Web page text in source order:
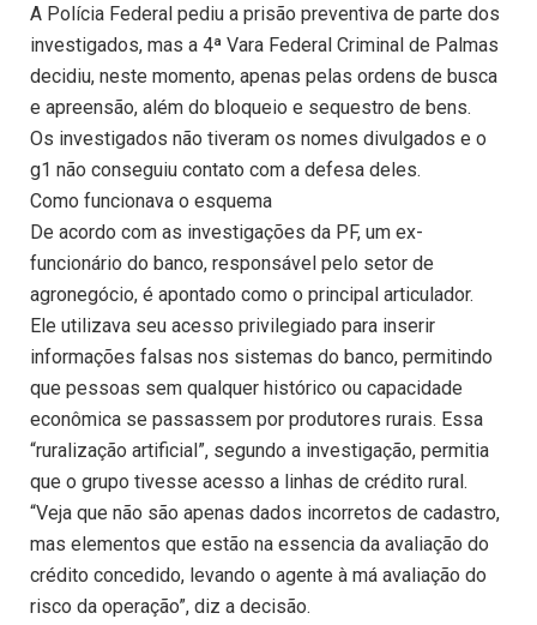
A Polícia Federal pediu a prisão preventiva de parte dos
investigados, mas a 4ª Vara Federal Criminal de Palmas
decidiu, neste momento, apenas pelas ordens de busca
e apreensão, além do bloqueio e sequestro de bens.
Os investigados não tiveram os nomes divulgados e o
g1 não conseguiu contato com a defesa deles.
Como funcionava o esquema
De acordo com as investigações da PF, um ex-
funcionário do banco, responsável pelo setor de
agronegócio, é apontado como o principal articulador.
Ele utilizava seu acesso privilegiado para inserir
informações falsas nos sistemas do banco, permitindo
que pessoas sem qualquer histórico ou capacidade
econômica se passassem por produtores rurais. Essa
“ruralização artificial”, segundo a investigação, permitia
que o grupo tivesse acesso a linhas de crédito rural.
“Veja que não são apenas dados incorretos de cadastro,
mas elementos que estão na essencia da avaliação do
crédito concedido, levando o agente à má avaliação do
risco da operação”, diz a decisão.